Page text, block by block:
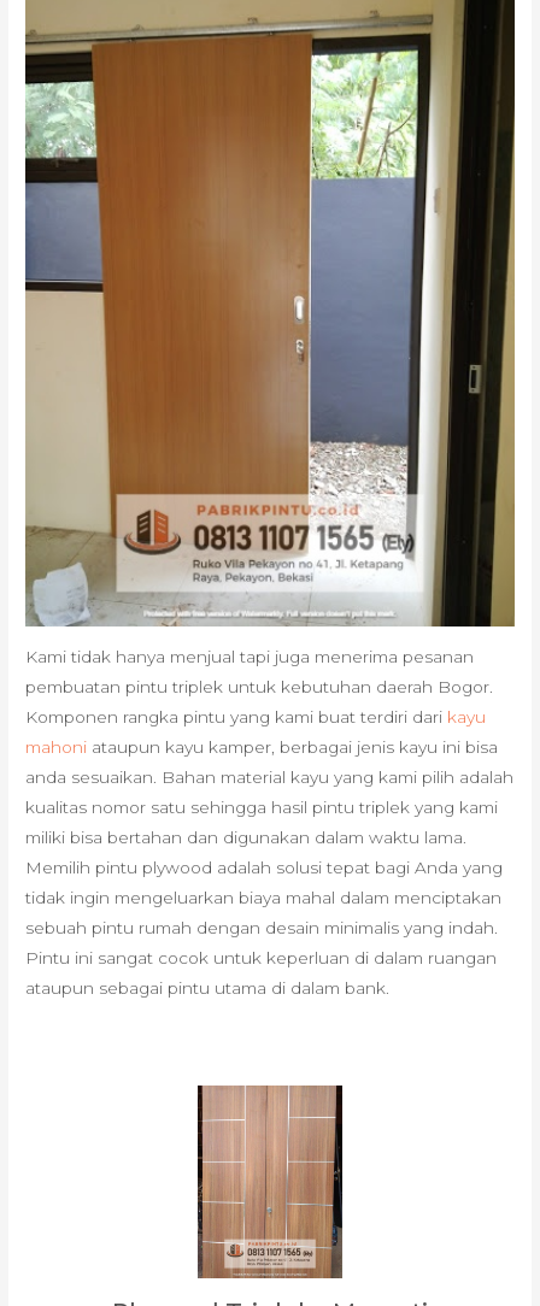
Kami tidak hanya menjual tapi juga menerima pesanan
pembuatan pintu triplek untuk kebutuhan daerah Bogor.
Komponen rangka pintu yang kami buat terdiri dari kayu
mahoni ataupun kayu kamper, berbagai jenis kayu ini bisa
anda sesuaikan. Bahan material kayu yang kami pilih adalah
kualitas nomor satu sehingga hasil pintu triplek yang kami
miliki bisa bertahan dan digunakan dalam waktu lama.
Memilih pintu plywood adalah solusi tepat bagi Anda yang
tidak ingin mengeluarkan biaya mahal dalam menciptakan
sebuah pintu rumah dengan desain minimalis yang indah.
Pintu ini sangat cocok untuk keperluan di dalam ruangan
ataupun sebagai pintu utama di dalam bank.